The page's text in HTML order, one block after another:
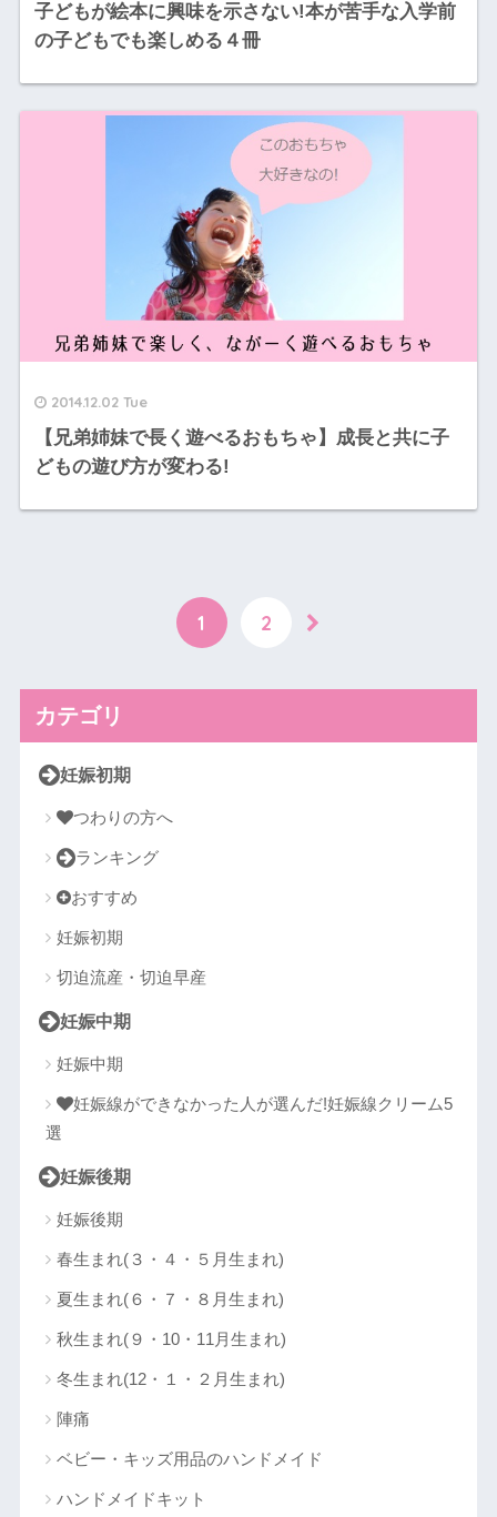
子どもが絵本に興味を示さない!本が苦手な入学前
の子どもでも楽しめる４冊
2014.12.02 Tue
【兄弟姉妹で長く遊べるおもちゃ】成長と共に子
どもの遊び方が変わる!
1 2
カテゴリ
妊娠初期
つわりの方へ
ランキング
おすすめ
妊娠初期
切迫流産・切迫早産
妊娠中期
妊娠中期
妊娠線ができなかった人が選んだ!妊娠線クリーム5
選
妊娠後期
妊娠後期
春生まれ(３・４・５月生まれ)
夏生まれ(６・７・８月生まれ)
秋生まれ(９・10・11月生まれ)
冬生まれ(12・１・２月生まれ)
陣痛
ベビー・キッズ用品のハンドメイド
ハンドメイドキット